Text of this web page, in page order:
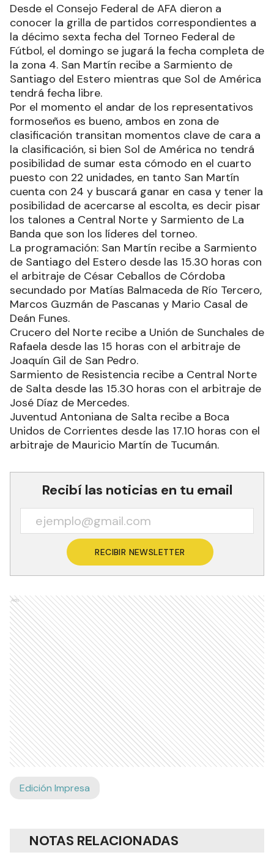
Desde el Consejo Federal de AFA dieron a
conocer la grilla de partidos correspondientes a
la décimo sexta fecha del Torneo Federal de
Fútbol, el domingo se jugará la fecha completa de
la zona 4. San Martín recibe a Sarmiento de
Santiago del Estero mientras que Sol de América
tendrá fecha libre.
Por el momento el andar de los representativos
formoseños es bueno, ambos en zona de
clasificación transitan momentos clave de cara a
la clasificación, si bien Sol de América no tendrá
posibilidad de sumar esta cómodo en el cuarto
puesto con 22 unidades, en tanto San Martín
cuenta con 24 y buscará ganar en casa y tener la
posibilidad de acercarse al escolta, es decir pisar
los talones a Central Norte y Sarmiento de La
Banda que son los líderes del torneo.
La programación: San Martín recibe a Sarmiento
de Santiago del Estero desde las 15.30 horas con
el arbitraje de César Ceballos de Córdoba
secundado por Matías Balmaceda de Río Tercero,
Marcos Guzmán de Pascanas y Mario Casal de
Deán Funes.
Crucero del Norte recibe a Unión de Sunchales de
Rafaela desde las 15 horas con el arbitraje de
Joaquín Gil de San Pedro.
Sarmiento de Resistencia recibe a Central Norte
de Salta desde las 15.30 horas con el arbitraje de
José Díaz de Mercedes.
Juventud Antoniana de Salta recibe a Boca
Unidos de Corrientes desde las 17.10 horas con el
arbitraje de Mauricio Martín de Tucumán.
Recibí las noticias en tu email
RECIBIR NEWSLETTER
Ads
Edición Impresa
NOTAS RELACIONADAS